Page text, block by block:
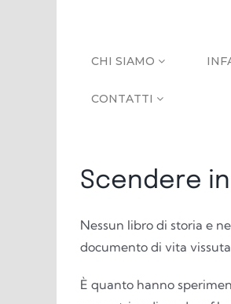
CHI SIAMO
CONTATTI
Scendere
Nessun libro di storia e
documento di vita
È quanto hanno